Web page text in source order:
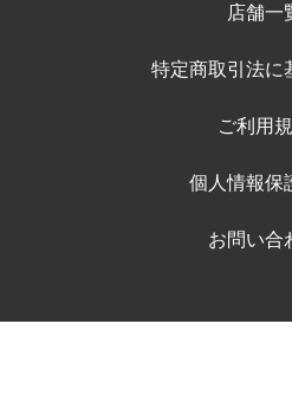
店舗一
特定商取引法に
ご利用
個人情報保
お問い合